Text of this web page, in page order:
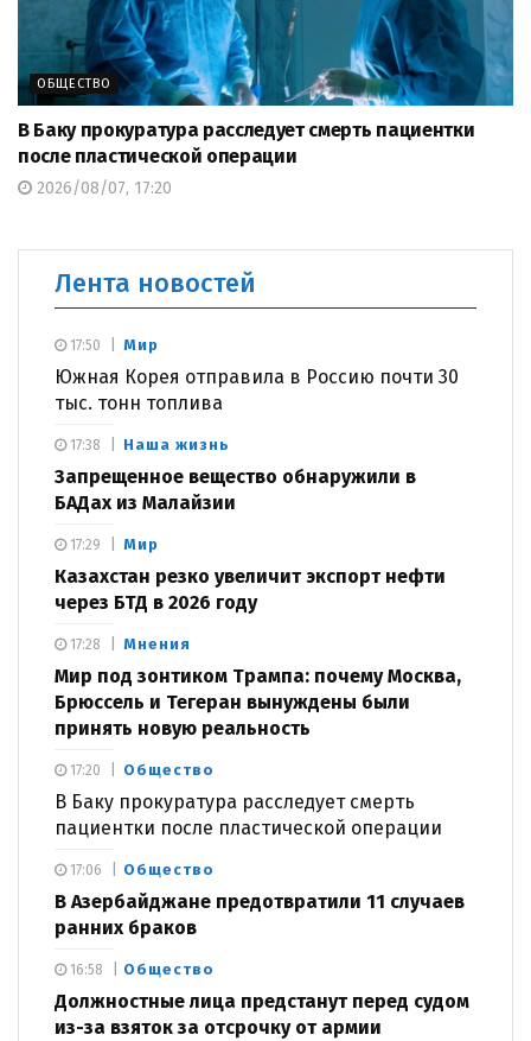
ОБЩЕСТВО
В Баку прокуратура расследует смерть пациентки
после пластической операции
2026/08/07, 17:20
Лента новостей
Мир
Южная Корея отправила в Россию почти 30
тыс. тонн топлива
17:50
Наша жизнь
Запрещенное вещество обнаружили в
БАДах из Малайзии
17:38
Мир
Казахстан резко увеличит экспорт нефти
через БТД в 2026 году
17:29
Мнения
Мир под зонтиком Трампа: почему Москва,
Брюссель и Тегеран вынуждены были
принять новую реальность
17:28
Общество
В Баку прокуратура расследует смерть
пациентки после пластической операции
17:20
Общество
В Азербайджане предотвратили 11 случаев
ранних браков
17:06
Общество
Должностные лица предстанут перед судом
из-за взяток за отсрочку от армии
16:58